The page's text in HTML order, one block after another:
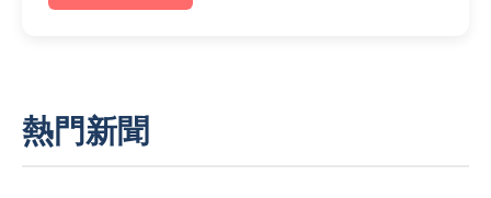
熱門新聞